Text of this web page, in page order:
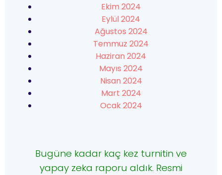
Ekim 2024
Eylül 2024
Ağustos 2024
Temmuz 2024
Haziran 2024
Mayıs 2024
Nisan 2024
Mart 2024
Ocak 2024
Bugüne kadar kaç kez turnitin ve
yapay zeka raporu aldık. Resmi